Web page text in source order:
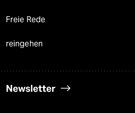
Freie Rede
reingehen
Newsletter